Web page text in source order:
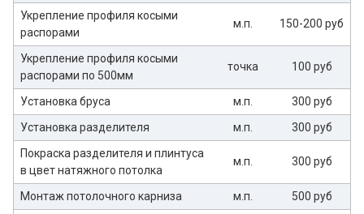
Укрепление профиля косыми
распорами
м.п. 150-200 руб
Укрепление профиля косыми
распорами по 500мм
точка 100 руб
Установка бруса м.п.
300 руб
Установка разделителя
м.п.
300 руб
Покраска разделителя и плинтуса
в цвет натяжного потолка
м.п. 300 руб
Монтаж потолочного карниза м.п.
500 руб